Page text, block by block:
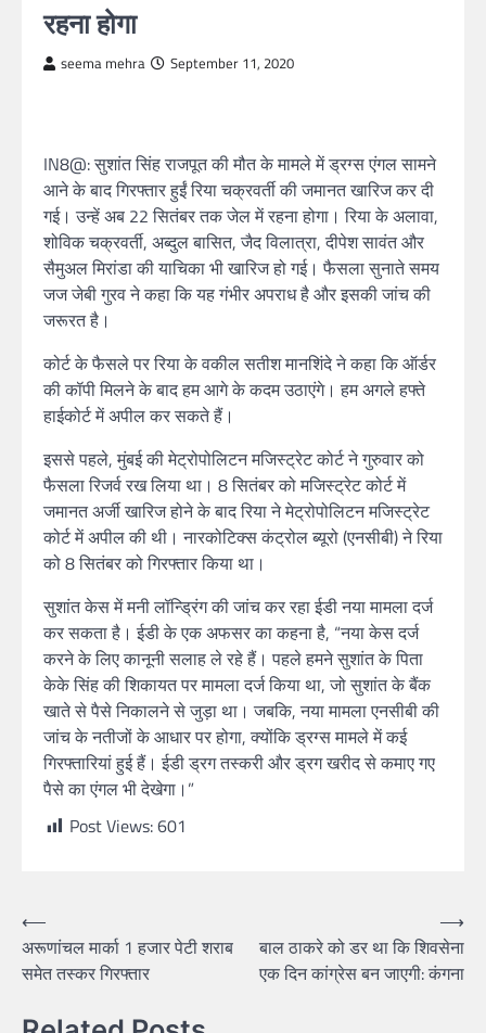
रहना होगा
seema mehra September 11, 2020
IN8@: सुशांत सिंह राजपूत की मौत के मामले में ड्रग्स एंगल सामने
आने के बाद गिरफ्तार हुईं रिया चक्रवर्ती की जमानत खारिज कर दी
गई। उन्हें अब 22 सितंबर तक जेल में रहना होगा। रिया के अलावा,
शोविक चक्रवर्ती, अब्दुल बासित, जैद विलात्रा, दीपेश सावंत और
सैमुअल मिरांडा की याचिका भी खारिज हो गई। फैसला सुनाते समय
जज जेबी गुरव ने कहा कि यह गंभीर अपराध है और इसकी जांच की
जरूरत है।
कोर्ट के फैसले पर रिया के वकील सतीश मानशिंदे ने कहा कि ऑर्डर
की कॉपी मिलने के बाद हम आगे के कदम उठाएंगे। हम अगले हफ्ते
हाईकोर्ट में अपील कर सकते हैं।
इससे पहले, मुंबई की मेट्रोपोलिटन मजिस्ट्रेट कोर्ट ने गुरुवार को
फैसला रिजर्व रख लिया था। 8 सितंबर को मजिस्ट्रेट कोर्ट में
जमानत अर्जी खारिज होने के बाद रिया ने मेट्रोपोलिटन मजिस्ट्रेट
कोर्ट में अपील की थी। नारकोटिक्स कंट्रोल ब्यूरो (एनसीबी) ने रिया
को 8 सितंबर को गिरफ्तार किया था।
सुशांत केस में मनी लॉन्ड्रिंग की जांच कर रहा ईडी नया मामला दर्ज
कर सकता है। ईडी के एक अफसर का कहना है, “नया केस दर्ज
करने के लिए कानूनी सलाह ले रहे हैं। पहले हमने सुशांत के पिता
केके सिंह की शिकायत पर मामला दर्ज किया था, जो सुशांत के बैंक
खाते से पैसे निकालने से जुड़ा था। जबकि, नया मामला एनसीबी की
जांच के नतीजों के आधार पर होगा, क्योंकि ड्रग्स मामले में कई
गिरफ्तारियां हुई हैं। ईडी ड्रग तस्करी और ड्रग खरीद से कमाए गए
पैसे का एंगल भी देखेगा।”
Post Views:601
⟵
अरूणांचल मार्का 1 हजार पेटी शराब
समेत तस्कर गिरफ्तार
बाल ठाकरे को डर था कि शिवसेना
एक दिन कांग्रेस बन जाएगी: कंगना
⟶